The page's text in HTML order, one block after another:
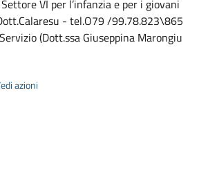
VI per l’infanzia e per i giovani
- tel.O79 /99.78.823\865
(Dott.ssa Giuseppina Marongiu
azioni